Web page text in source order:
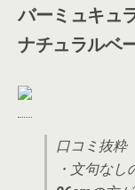
バーミュキュ
ナチュラルベ
口コミ抜粋
・文句なし